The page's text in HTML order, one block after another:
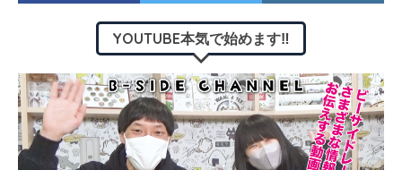
YOUTUBE本気で始めます‼︎